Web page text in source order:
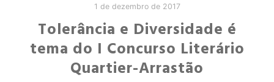
1 de dezembro de 2017
Tolerância e Diversidade é
tema do I Concurso Literário
Quartier-Arrastão